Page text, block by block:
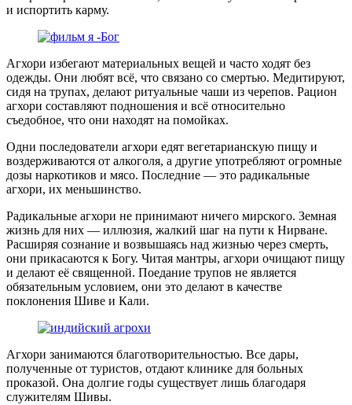
и испортить карму.
Агхори избегают материальных вещей и часто ходят без
одежды. Они любят всё, что связано со смертью. Медитируют,
сидя на трупах, делают ритуальные чаши из черепов. Рацион
агхори составляют подношения и всё относительно
съедобное, что они находят на помойках.
Одни последователи агхори едят вегетарианскую пищу и
воздерживаются от алкоголя, а другие употребляют огромные
дозы наркотиков и мясо. Последние — это радикальные
агхори, их меньшинство.
Радикальные агхори не принимают ничего мирского. Земная
жизнь для них — иллюзия, жалкий шаг на пути к Нирване.
Расширяя сознание и возвышаясь над жизнью через смерть,
они прикасаются к Богу. Читая мантры, агхори очищают пищу
и делают её священной. Поедание трупов не является
обязательным условием, они это делают в качестве
поклонения Шиве и Кали.
Агхори занимаются благотворительностью. Все дары,
полученные от туристов, отдают клинике для больных
проказой. Она долгие годы существует лишь благодаря
служителям Шивы.